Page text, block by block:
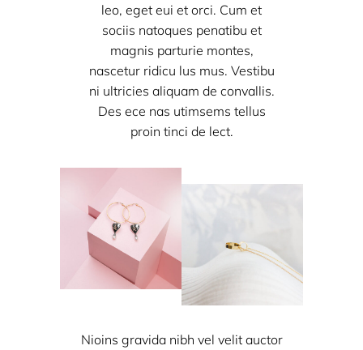
leo, eget eui et orci. Cum et
sociis natoques penatibu et
magnis parturie montes,
nascetur ridicu lus mus. Vestibu
ni ultricies aliquam de convallis.
Des ece nas utimsems tellus
proin tinci de lect.
Nioins gravida nibh vel velit auctor